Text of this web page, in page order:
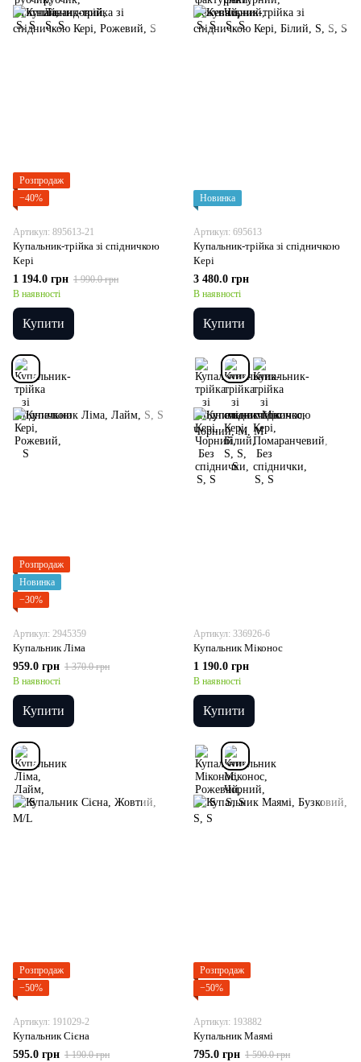
Розпродаж
−40%
Артикул: 895613-21
Купальник-трійка зі спідничкою
Кері
1 194.0 грн 1 990.0 грн
В наявності
Купити
Новинка
Артикул: 695613
Купальник-трійка зі спідничкою
Кері
3 480.0 грн
В наявності
Купити
Розпродаж
Новинка
−30%
Артикул: 2945359
Купальник Ліма
959.0 грн 1 370.0 грн
В наявності
Купити
Артикул: 336926-6
Купальник Міконос
1 190.0 грн
В наявності
Купити
Розпродаж
−50%
Артикул: 191029-2
Купальник Сієна
595.0 грн 1 190.0 грн
Розпродаж
−50%
Артикул: 193882
Купальник Маямі
795.0 грн 1 590.0 грн